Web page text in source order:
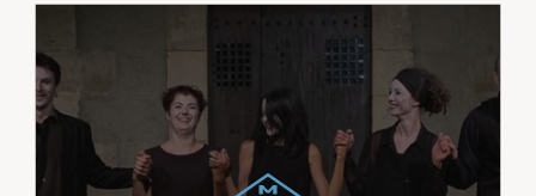
Lectures, spectacles et animations :